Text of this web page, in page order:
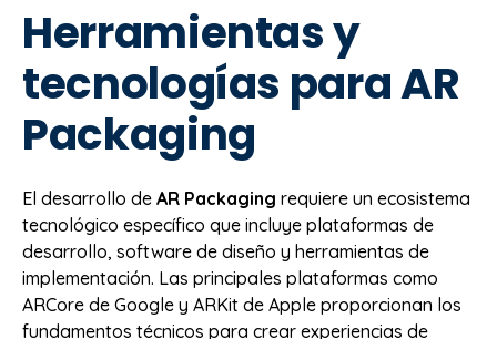
Herramientas y
tecnologías para AR
Packaging
El desarrollo de AR Packaging requiere un ecosistema
tecnológico específico que incluye plataformas de
desarrollo, software de diseño y herramientas de
implementación. Las principales plataformas como
ARCore de Google y ARKit de Apple proporcionan los
fundamentos técnicos para crear experiencias de